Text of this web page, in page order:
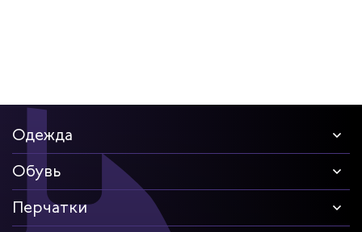
Одежда
Обувь
Перчатки